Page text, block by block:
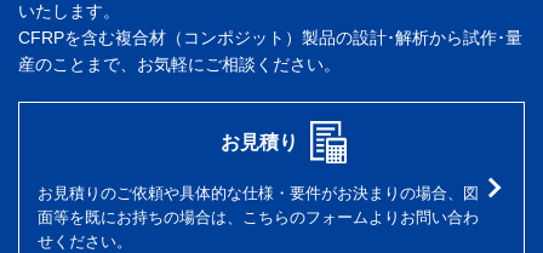
いたします。
CFRPを含む複合材（コンポジット）製品の設計･解析から試作･量
産のことまで、お気軽にご相談ください。
お見積り
お見積りのご依頼や具体的な仕様・要件がお決まりの場合、図
面等を既にお持ちの場合は、こちらのフォームよりお問い合わ
せください。